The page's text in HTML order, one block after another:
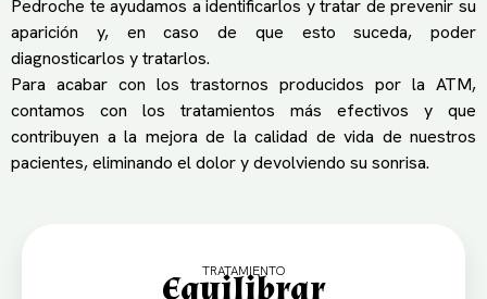
Pedroche te ayudamos a identificarlos y tratar de prevenir su
aparición y, en caso de que esto suceda, poder
diagnosticarlos y tratarlos.
Para acabar con los trastornos producidos por la ATM,
contamos con los tratamientos más efectivos y que
contribuyen a la mejora de la calidad de vida de nuestros
pacientes, eliminando el dolor y devolviendo su sonrisa.
TRATAMIENTO
Equilibrar